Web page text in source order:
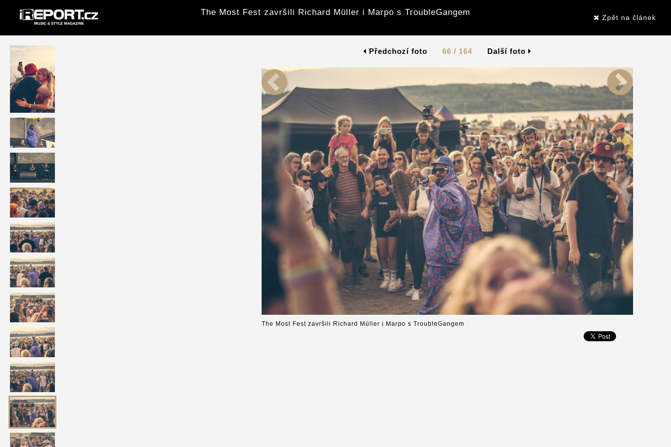
The Most Fest završili Richard Müller i Marpo s TroubleGangem
Zpět na článek
Předchozí foto 66 / 164 Další foto
The Most Fest završili Richard Müller i Marpo s TroubleGangem